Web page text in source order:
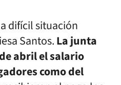
difícil situación
Santos.La junta
abril el salario
como del